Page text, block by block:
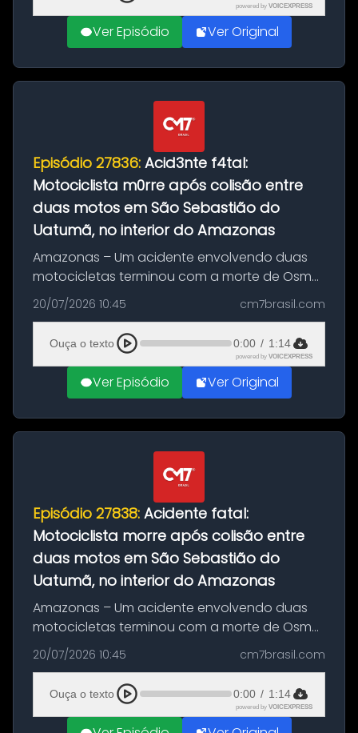
powered by VOICEXPRESS
Ver Episódio Ver Original
Episódio 27836: Acid3nte f4tal:
Motociclista m0rre após colisão entre
duas motos em São Sebastião do
Uatumã, no interior do Amazonas
Amazonas – Um acidente envolvendo duas
motocicletas terminou com a morte de Osmar
Figueiredo de Souza, de 38 anos, no município
de São Sebastião do Uatumã, no interior do
Amazonas. A colisão ocorreu n...
20/07/2026 10:45 cm7brasil.com
Ouça o texto 0:00 / 1:14
powered by VOICEXPRESS
Ver Episódio Ver Original
Episódio 27838: Acidente fatal:
Motociclista morre após colisão entre
duas motos em São Sebastião do
Uatumã, no interior do Amazonas
Amazonas – Um acidente envolvendo duas
motocicletas terminou com a morte de Osmar
Figueiredo de Souza, de 38 anos, no município
de São Sebastião do Uatumã, no interior do
Amazonas. A colisão ocorreu n...
20/07/2026 10:45 cm7brasil.com
Ouça o texto 0:00 / 1:14
powered by VOICEXPRESS